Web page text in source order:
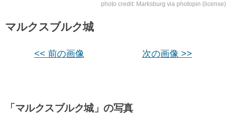
photo credit: Marksburg via photopin (license)
マルクスブルク城
<< 前の画像 次の画像 >>
「マルクスブルク城」の写真